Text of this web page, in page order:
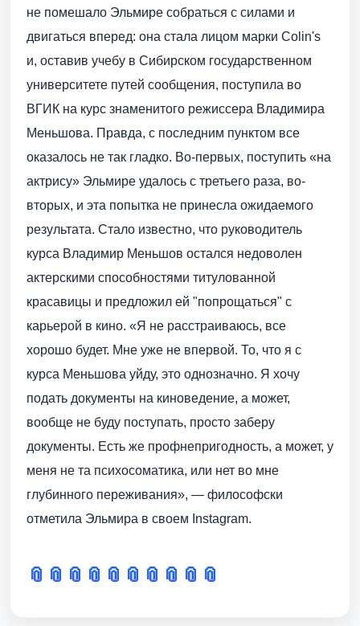
не помешало Эльмире собраться с силами и
двигаться вперед: она стала лицом марки Colin's
и, оставив учебу в Сибирском государственном
университете путей сообщения, поступила во
ВГИК на курс знаменитого режиссера Владимира
Меньшова. Правда, с последним пунктом все
оказалось не так гладко. Во-первых, поступить «на
актрису» Эльмире удалось с третьего раза, во-
вторых, и эта попытка не принесла ожидаемого
результата. Стало известно, что руководитель
курса Владимир Меньшов остался недоволен
актерскими способностями титулованной
красавицы и предложил ей "попрощаться" с
карьерой в кино. «Я не расстраиваюсь, все
хорошо будет. Мне уже не впервой. То, что я с
курса Меньшова уйду, это однозначно. Я хочу
подать документы на киноведение, а может,
вообще не буду поступать, просто заберу
документы. Есть же профнепригодность, а может, у
меня не та психосоматика, или нет во мне
глубинного переживания», — философски
отметила Эльмира в своем Instagram.
📎 📎 📎 📎 📎 📎 📎 📎 📎 📎